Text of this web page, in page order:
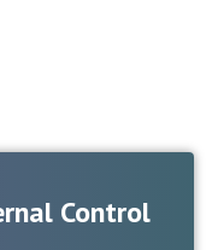
Control